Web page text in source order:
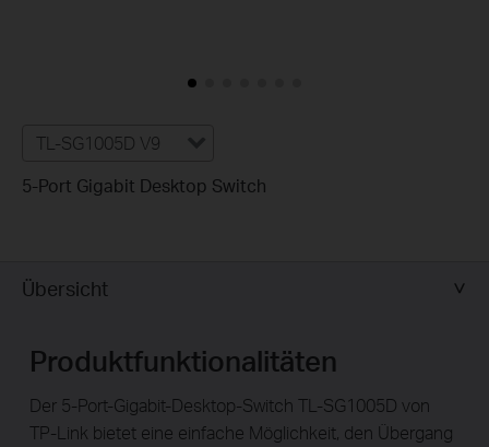
TL-SG1005D V9
5-Port Gigabit Desktop Switch
Übersicht
Produktfunktionalitäten
Der 5-Port-Gigabit-Desktop-Switch TL-SG1005D von
TP-Link bietet eine einfache Möglichkeit, den Übergang